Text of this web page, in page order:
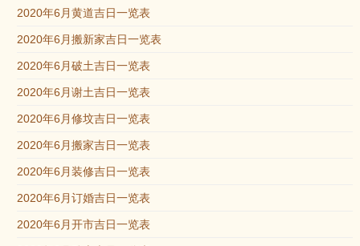
2020年6月黄道吉日一览表
2020年6月搬新家吉日一览表
2020年6月破土吉日一览表
2020年6月谢土吉日一览表
2020年6月修坟吉日一览表
2020年6月搬家吉日一览表
2020年6月装修吉日一览表
2020年6月订婚吉日一览表
2020年6月开市吉日一览表